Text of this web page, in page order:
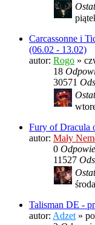
Carcassonne i
(06.02 - 13.02)
autor: Rogo »
18
30571
Fury of Dracula
autor: Mały
0
11527
Talisman DE -
autor: Adzet»